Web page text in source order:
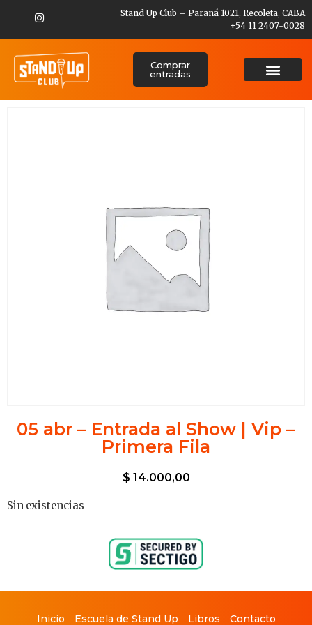
Stand Up Club – Paraná 1021, Recoleta, CABA
+54 11 2407-0028
Comprar
entradas
05 abr – Entrada al Show | Vip –
Primera Fila
$ 14.000,00
Sin existencias
Inicio Escuela de Stand Up Libros Contacto